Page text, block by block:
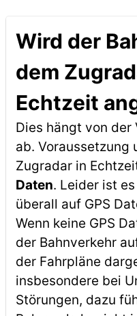
Wird der
dem
Echtzeit
Dies hängt von
ab. Voraussetzung
Zugradar in
Daten. Leider ist
überall auf GPS
Wenn keine GPS
der Bahnverkehr
der Fahrpläne
insbesondere bei
Störungen, dazu